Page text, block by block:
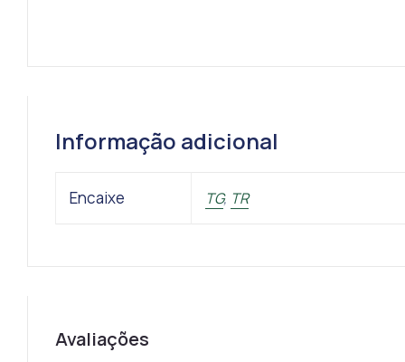
Informação adicional
Encaixe TG, TR
Avaliações